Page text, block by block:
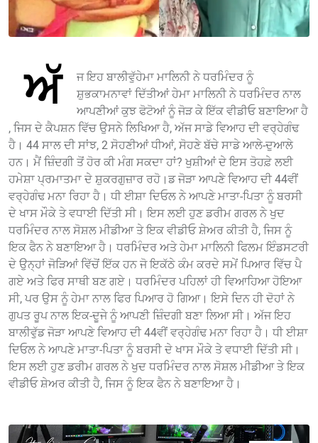
ਅੱ
ਜ ਇਹ ਬਾਲੀਵੁੱਹੇਮਾ ਮਾਲਿਨੀ ਨੇ ਧਰਮਿੰਦਰ ਨੂੰ
ਸ਼ੁਭਕਾਮਨਾਵਾਂ ਦਿੱਤੀਆਂ ਹੇਮਾ ਮਾਲਿਨੀ ਨੇ ਧਰਮਿੰਦਰ ਨਾਲ
ਆਪਣੀਆਂ ਕੁਝ ਫੋਟੋਆਂ ਨੂੰ ਜੋੜ ਕੇ ਇੱਕ ਵੀਡੀਓ ਬਣਾਇਆ ਹੈ
, ਜਿਸ ਦੇ ਕੈਪਸ਼ਨ ਵਿੱਚ ਉਸਨੇ ਲਿਖਿਆ ਹੈ, ਅੱਜ ਸਾਡੇ ਵਿਆਹ ਦੀ ਵਰ੍ਹੇਗੰਢ
ਹੈ। 44 ਸਾਲ ਦੀ ਸਾਂਝ, 2 ਸੋਹਣੀਆਂ ਧੀਆਂ, ਸੋਹਣੇ ਬੱਚੇ ਸਾਡੇ ਆਲੇ-ਦੁਆਲੇ
ਹਨ। ਮੈਂ ਜ਼ਿੰਦਗੀ ਤੋਂ ਹੋਰ ਕੀ ਮੰਗ ਸਕਦਾ ਹਾਂ? ਖੁਸ਼ੀਆਂ ਦੇ ਇਸ ਤੋਹਫ਼ੇ ਲਈ
ਹਮੇਸ਼ਾ ਪ੍ਰਮਾਤਮਾ ਦੇ ਸ਼ੁਕਰਗੁਜ਼ਾਰ ਰਹੋ।ਡ ਜੋੜਾ ਆਪਣੇ ਵਿਆਹ ਦੀ 44ਵੀਂ
ਵਰ੍ਹੇਗੰਢ ਮਨਾ ਰਿਹਾ ਹੈ। ਧੀ ਈਸ਼ਾ ਦਿਓਲ ਨੇ ਆਪਣੇ ਮਾਤਾ-ਪਿਤਾ ਨੂੰ ਬਰਸੀ
ਦੇ ਖਾਸ ਮੌਕੇ ਤੇ ਵਧਾਈ ਦਿੱਤੀ ਸੀ। ਇਸ ਲਈ ਹੁਣ ਡਰੀਮ ਗਰਲ ਨੇ ਖੁਦ
ਧਰਮਿੰਦਰ ਨਾਲ ਸੋਸ਼ਲ ਮੀਡੀਆ ਤੇ ਇਕ ਵੀਡੀਓ ਸ਼ੇਅਰ ਕੀਤੀ ਹੈ, ਜਿਸ ਨੂੰ
ਇਕ ਫੈਨ ਨੇ ਬਣਾਇਆ ਹੈ। ਧਰਮਿੰਦਰ ਅਤੇ ਹੇਮਾ ਮਾਲਿਨੀ ਫਿਲਮ ਇੰਡਸਟਰੀ
ਦੇ ਉਨ੍ਹਾਂ ਜੋੜਿਆਂ ਵਿੱਚੋਂ ਇੱਕ ਹਨ ਜੋ ਇਕੱਠੇ ਕੰਮ ਕਰਦੇ ਸਮੇਂ ਪਿਆਰ ਵਿੱਚ ਪੈ
ਗਏ ਅਤੇ ਫਿਰ ਸਾਥੀ ਬਣ ਗਏ। ਧਰਮਿੰਦਰ ਪਹਿਲਾਂ ਹੀ ਵਿਆਹਿਆ ਹੋਇਆ
ਸੀ, ਪਰ ਉਸ ਨੂੰ ਹੇਮਾ ਨਾਲ ਫਿਰ ਪਿਆਰ ਹੋ ਗਿਆ। ਇਸੇ ਦਿਨ ਹੀ ਦੋਹਾਂ ਨੇ
ਗੁਪਤ ਰੂਪ ਨਾਲ ਇਕ-ਦੂਜੇ ਨੂੰ ਆਪਣੀ ਜ਼ਿੰਦਗੀ ਬਣਾ ਲਿਆ ਸੀ। ਅੱਜ ਇਹ
ਬਾਲੀਵੁੱਡ ਜੋੜਾ ਆਪਣੇ ਵਿਆਹ ਦੀ 44ਵੀਂ ਵਰ੍ਹੇਗੰਢ ਮਨਾ ਰਿਹਾ ਹੈ। ਧੀ ਈਸ਼ਾ
ਦਿਓਲ ਨੇ ਆਪਣੇ ਮਾਤਾ-ਪਿਤਾ ਨੂੰ ਬਰਸੀ ਦੇ ਖਾਸ ਮੌਕੇ ਤੇ ਵਧਾਈ ਦਿੱਤੀ ਸੀ।
ਇਸ ਲਈ ਹੁਣ ਡਰੀਮ ਗਰਲ ਨੇ ਖੁਦ ਧਰਮਿੰਦਰ ਨਾਲ ਸੋਸ਼ਲ ਮੀਡੀਆ ਤੇ ਇਕ
ਵੀਡੀਓ ਸ਼ੇਅਰ ਕੀਤੀ ਹੈ, ਜਿਸ ਨੂੰ ਇਕ ਫੈਨ ਨੇ ਬਣਾਇਆ ਹੈ।